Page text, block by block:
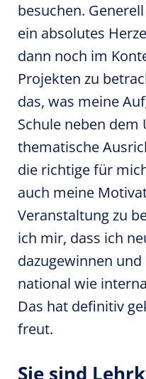
besuchen.
ein absolutes
dann noch im
Projekten zu
das, was meine
Schule neben
thematische
die richtige für
auch meine
Veranstaltung zu
ich mir, dass ich
dazugewinnen
national wie
Das hat definitiv
freut.
Sie sind